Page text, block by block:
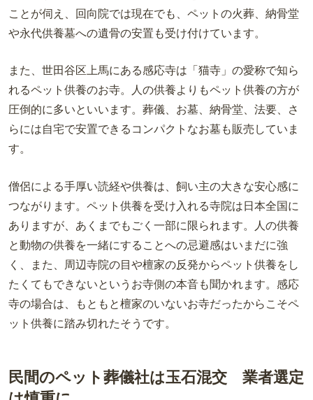
ことが伺え、回向院では現在でも、ペットの火葬、納骨堂
や永代供養墓への遺骨の安置も受け付けています。
また、世田谷区上馬にある感応寺は「猫寺」の愛称で知ら
れるペット供養のお寺。人の供養よりもペット供養の方が
圧倒的に多いといいます。葬儀、お墓、納骨堂、法要、さ
らには自宅で安置できるコンパクトなお墓も販売していま
す。
僧侶による手厚い読経や供養は、飼い主の大きな安心感に
つながります。ペット供養を受け入れる寺院は日本全国に
ありますが、あくまでもごく一部に限られます。人の供養
と動物の供養を一緒にすることへの忌避感はいまだに強
く、また、周辺寺院の目や檀家の反発からペット供養をし
たくてもできないというお寺側の本音も聞かれます。感応
寺の場合は、もともと檀家のいないお寺だったからこそペ
ット供養に踏み切れたそうです。
民間のペット葬儀社は玉石混交 業者選定